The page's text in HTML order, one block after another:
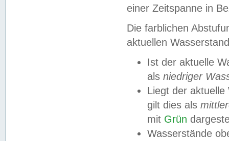
einer Zeitspanne in
Die farblichen
aktuellen
Ist der aktuelle
als niedriger
Liegt der
gilt dies als
mit Grün
Wasserstände